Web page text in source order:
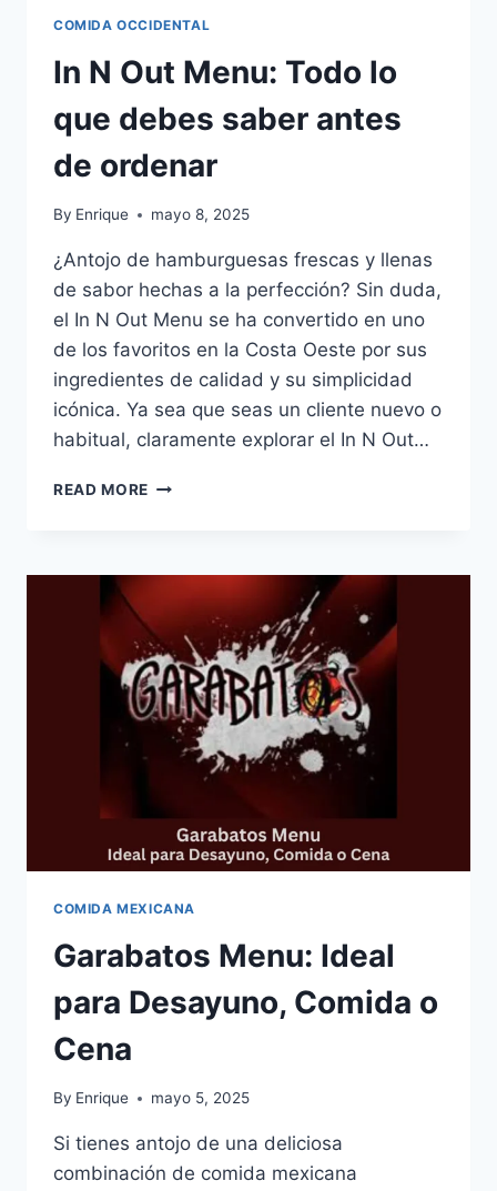
COMIDA OCCIDENTAL
In N Out Menu: Todo lo
que debes saber antes
de ordenar
By Enrique mayo 8, 2025
¿Antojo de hamburguesas frescas y llenas
de sabor hechas a la perfección? Sin duda,
el In N Out Menu se ha convertido en uno
de los favoritos en la Costa Oeste por sus
ingredientes de calidad y su simplicidad
icónica. Ya sea que seas un cliente nuevo o
habitual, claramente explorar el In N Out…
READ MORE
TODO
QUE
DEBES
SABER
ANTES
DE
ORDENAR
COMIDA MEXICANA
Garabatos Menu: Ideal
para Desayuno, Comida o
Cena
By Enrique mayo 5, 2025
Si tienes antojo de una deliciosa
combinación de comida mexicana